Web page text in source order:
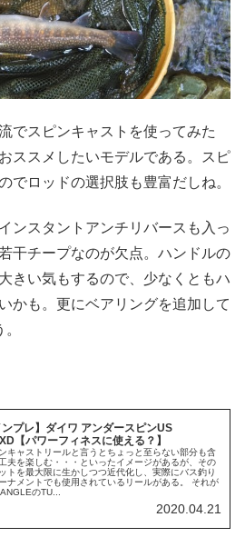
でスピンキャストを使ってみた
ススメしたいモデルである。スピ
でロッドの選択肢も豊富だしね。
ンスタントアンチリバースも入っ
干チープなのが欠点。ハンドルの
きい気もするので、少なくともハ
かも。更にベアリングを追加して
ンプレ】ダイワ アンダースピンUS
【パワーフィネスに使える？】
キャストリールと言うとちょっと至らない部分も含
夫を楽しむ・・・といったイメージがあるが、その
トを最大限に生かしつつ近代化し、実際にバス釣り
ナメントでも使用されているリールがある。 それが
のTU...
2020.04.21